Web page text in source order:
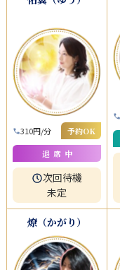
310円/分
予約OK
退席中
次回待機
未定
燎（かがり）